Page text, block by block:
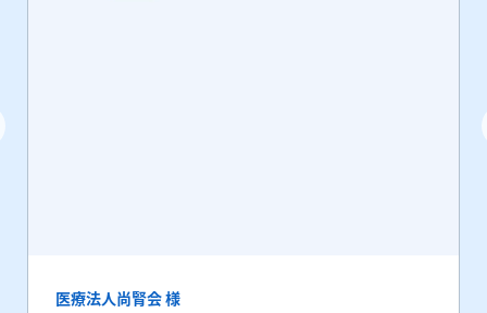
医療法人尚腎会 様